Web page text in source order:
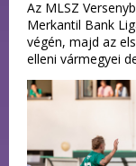
Az MLSZ
Merkantil Bank
végén, majd az
elleni vármegyei